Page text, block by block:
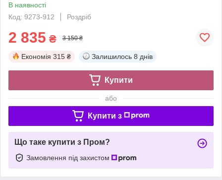
В наявності
Код: 9273-912
Роздріб
2 835 ₴ 3 150 ₴
Економія 315 ₴ Залишилось 8 днів
Купити
або
Купити з
Що таке купити з Пром?
Замовлення під захистом